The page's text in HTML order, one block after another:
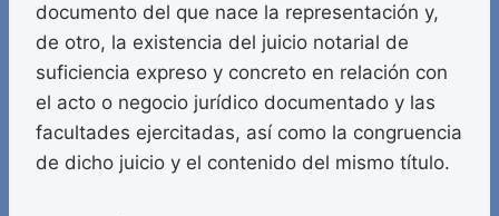
documento del que nace la representación y,
de otro, la existencia del juicio notarial de
suficiencia expreso y concreto en relación con
el acto o negocio jurídico documentado y las
facultades ejercitadas, así como la congruencia
de dicho juicio y el contenido del mismo título.